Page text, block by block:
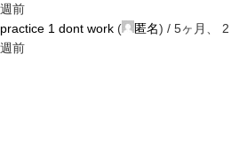
週前
practice 1 dont work ( 匿名) / 5ヶ月、 2
週前